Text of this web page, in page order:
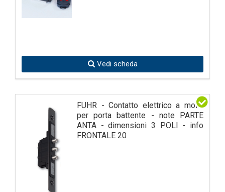
Vedi scheda
FUHR - Contatto elettrico a molla
per porta battente - note PARTE
ANTA - dimensioni 3 POLI - info
FRONTALE 20